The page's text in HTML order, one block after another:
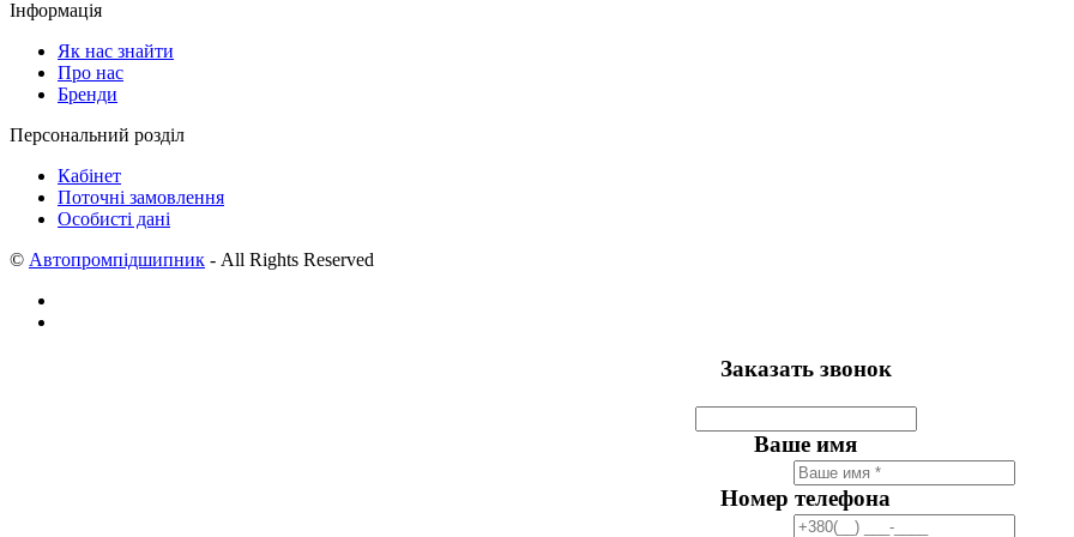
Інформація
Як нас знайти
Про нас
Бренди
Персональний розділ
Кабінет
Поточні замовлення
Особисті дані
© Автопромпідшипник - All Rights Reserved
Заказать звонок
Ваше имя
Номер телефона